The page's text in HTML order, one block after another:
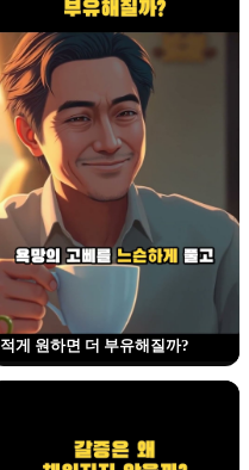
적게 원하면 더 부유해질까?